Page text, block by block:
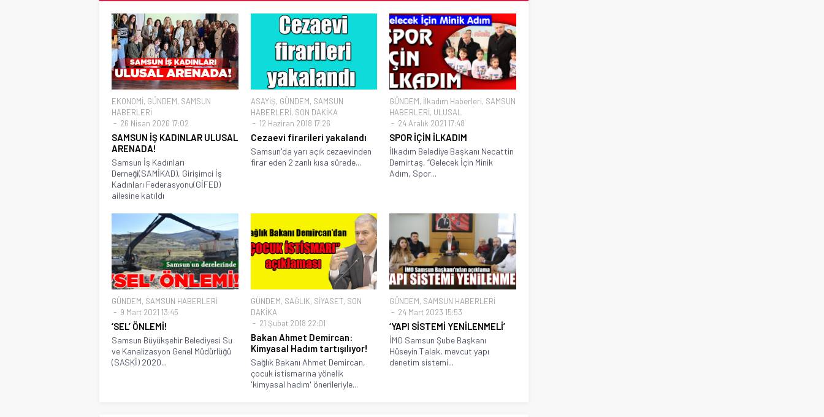
EKONOMİ, GÜNDEM, SAMSUN
HABERLERİ
26 Nisan 2026 17:02
SAMSUN İŞ KADINLAR ULUSAL
ARENADA!
Samsun İş Kadınları
Derneği(SAMİKAD), Girişimci İş
Kadınları Federasyonu(GİFED)
ailesine katıldı
ASAYİŞ, GÜNDEM, SAMSUN
HABERLERİ, SON DAKİKA
12 Haziran 2018 17:26
Cezaevi firarileri yakalandı
Samsun'da yarı açık cezaevinden
firar eden 2 zanlı kısa sürede...
GÜNDEM, İlkadım Haberleri, SAMSUN
HABERLERİ, ULUSAL
24 Aralık 2021 17:48
SPOR İÇİN İLKADIM
İlkadım Belediye Başkanı Necattin
Demirtaş, “Gelecek İçin Minik
Adım, Spor...
GÜNDEM, SAMSUN HABERLERİ
9 Mart 2021 13:45
‘SEL’ ÖNLEMİ!
Samsun Büyükşehir Belediyesi Su
ve Kanalizasyon Genel Müdürlüğü
(SASKİ) 2020...
GÜNDEM, SAĞLIK, SİYASET, SON
DAKİKA
21 Şubat 2018 22:01
Bakan Ahmet Demircan:
Kimyasal Hadım tartışılıyor!
Sağlık Bakanı Ahmet Demircan,
çocuk istismarına yönelik
'kimyasal hadım' önerileriyle...
GÜNDEM, SAMSUN HABERLERİ
24 Mart 2023 15:53
‘YAPI SİSTEMİ YENİLENMELİ’
İMO Samsun Şube Başkanı
Hüseyin Talak, mevcut yapı
denetim sistemi...